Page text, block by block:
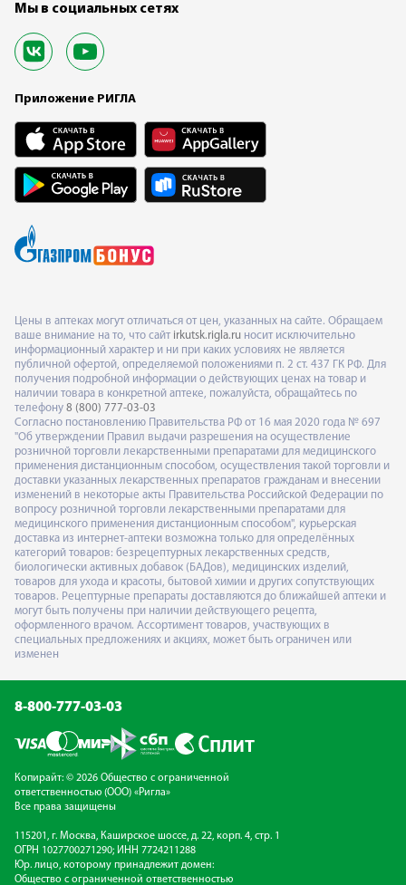
Мы в социальных сетях
Приложение РИГЛА
Цены в аптеках могут отличаться от цен, указанных на сайте. Обращаем
ваше внимание на то, что сайт irkutsk.rigla.ru носит исключительно
информационный характер и ни при каких условиях не является
публичной офертой, определяемой положениями п. 2 ст. 437 ГК РФ. Для
получения подробной информации о действующих ценах на товар и
наличии товара в конкретной аптеке, пожалуйста, обращайтесь по
телефону 8 (800) 777-03-03
Согласно постановлению Правительства РФ от 16 мая 2020 года № 697
"Об утверждении Правил выдачи разрешения на осуществление
розничной торговли лекарственными препаратами для медицинского
применения дистанционным способом, осуществления такой торговли и
доставки указанных лекарственных препаратов гражданам и внесении
изменений в некоторые акты Правительства Российской Федерации по
вопросу розничной торговли лекарственными препаратами для
медицинского применения дистанционным способом", курьерская
доставка из интернет-аптеки возможна только для определённых
категорий товаров: безрецептурных лекарственных средств,
биологически активных добавок (БАДов), медицинских изделий,
товаров для ухода и красоты, бытовой химии и других сопутствующих
товаров. Рецептурные препараты доставляются до ближайшей аптеки и
могут быть получены при наличии действующего рецепта,
оформленного врачом. Ассортимент товаров, участвующих в
специальных предложениях и акциях, может быть ограничен или
изменен
8-800-777-03-03
Копирайт: © 2026 Общество с ограниченной
ответственностью (ООО) «Ригла»
Все права защищены
115201, г. Москва, Каширское шоссе, д. 22, корп. 4, стр. 1
ОГРН 1027700271290; ИНН 7724211288
Юр. лицо, которому принадлежит домен:
Общество с ограниченной ответственностью